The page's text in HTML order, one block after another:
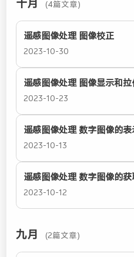
十月 (4篇文章)
遥感图像处理 图像校正
2023-10-30
遥感图像处理 图像显示和拉
2023-10-23
遥感图像处理 数字图像的
2023-10-13
遥感图像处理 数字图像的
2023-10-12
九月 (2篇文章)